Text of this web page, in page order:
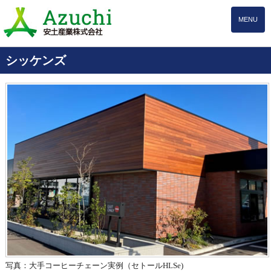
MENU
シッケンズ
写真：大手コーヒーチェーン実例 （セトールHLSe)